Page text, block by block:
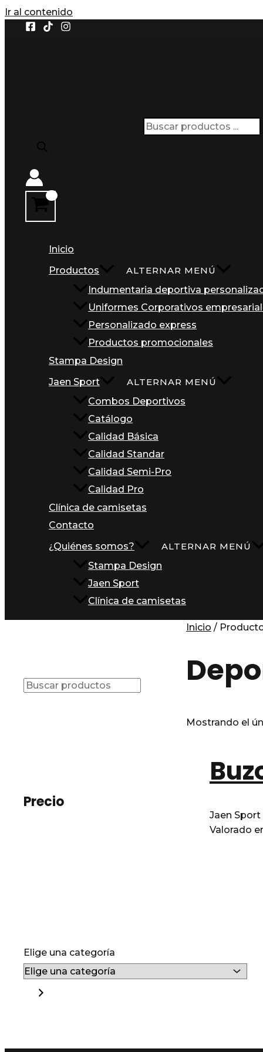
Ir al contenido
Inicio
Productos
ALTERNAR MENÚ
Indumentaria deportiva
Uniformes Corporativos
Personalizado express
Productos promocionales
Stampa Design
Jaen Sport
ALTERNAR MENÚ
Combos Deportivos
Catálogo
Calidad Básica
Calidad Standar
Calidad Semi-Pro
Calidad Pro
Clínica de camisetas
Contacto
¿Quiénes somos?
ALTERNAR MENÚ
Stampa Design
Jaen Sport
Clínica de camisetas
Precio
Elige una categoría
Inicio /
Mostrando el
Jaen Sport
Valorado